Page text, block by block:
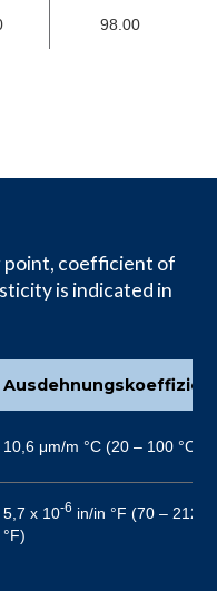
98.00
point, coefficient of
is indicated in
10,6 μm/m °C (20 – 100 °C)
5,7 x 10-6 in/in °F (70 – 212
°F)